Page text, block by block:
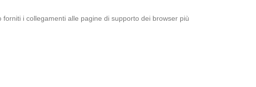
i collegamenti alle pagine di supporto dei browser più